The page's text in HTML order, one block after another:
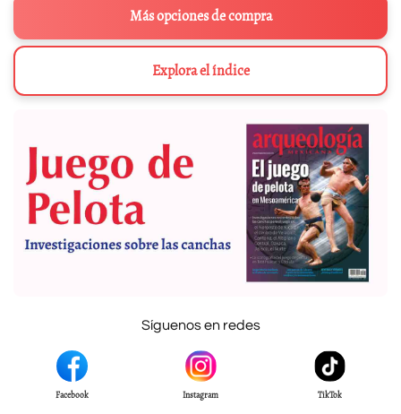
Más opciones de compra
Explora el índice
Síguenos en redes
Facebook Instagram TikTok